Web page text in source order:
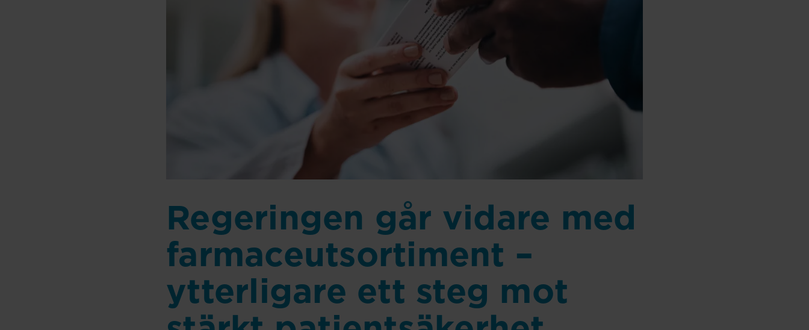
Regeringen går vidare med
farmaceutsortiment –
ytterligare ett steg mot